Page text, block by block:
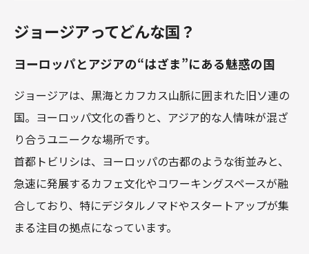
ジョージアってどんな国？
ヨーロッパとアジアの“はざま”にある魅惑の国
ジョージアは、黒海とカフカス山脈に囲まれた旧ソ連の
国。ヨーロッパ文化の香りと、アジア的な人情味が混ざ
り合うユニークな場所です。
首都トビリシは、ヨーロッパの古都のような街並みと、
急速に発展するカフェ文化やコワーキングスペースが融
合しており、特にデジタルノマドやスタートアップが集
まる注目の拠点になっています。